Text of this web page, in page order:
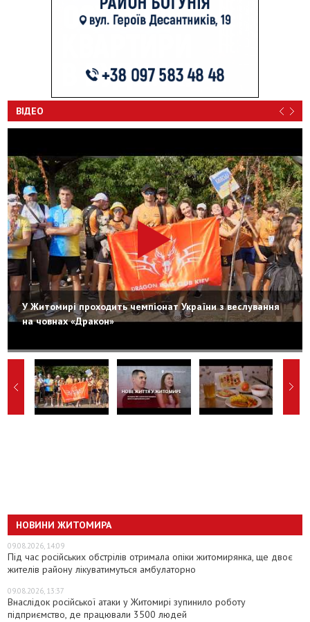
ВІДЕО
У Житомирі проходить чемпіонат України з веслування
на човнах «Дракон»
НОВИНИ ЖИТОМИРА
09.08.2026, 14:09
Під час російських обстрілів отримала опіки житомирянка, ще двоє
жителів району лікуватимуться амбулаторно
09.08.2026, 13:37
Внаслідок російської атаки у Житомирі зупинило роботу
підприємство, де працювали 3500 людей